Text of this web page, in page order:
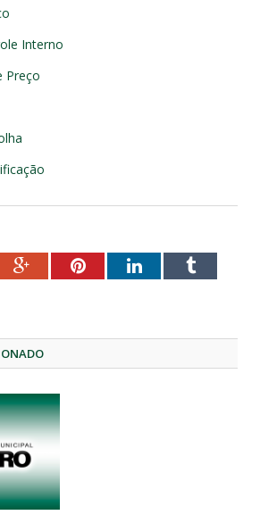
Interno
Preço
Google+PinterestLinkedInTumblr